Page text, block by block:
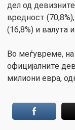
дел од
вредност
(16,8%) и валута
Во меѓувреме,
официјалните
милиони евра,